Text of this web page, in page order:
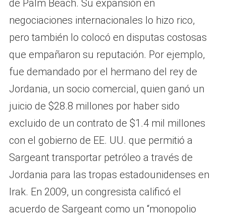
de Palm Beach. Su expansión en
negociaciones internacionales lo hizo rico,
pero también lo colocó en disputas costosas
que empañaron su reputación. Por ejemplo,
fue demandado por el hermano del rey de
Jordania, un socio comercial, quien ganó un
juicio de $28.8 millones por haber sido
excluido de un contrato de $1.4 mil millones
con el gobierno de EE. UU. que permitió a
Sargeant transportar petróleo a través de
Jordania para las tropas estadounidenses en
Irak. En 2009, un congresista calificó el
acuerdo de Sargeant como un “monopolio